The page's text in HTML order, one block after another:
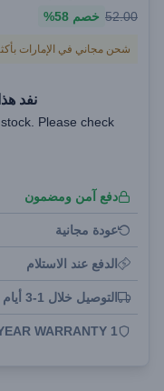
52.00 خصم 58%
شحن مجاني في الإمارات بأكثر من
نفد
Please check
دفع آمن ومضمون
عودة مجانية
الدفع عند الاستلام
التوصيل خلال 1-3 أيام
1 YEAR WARRANTY